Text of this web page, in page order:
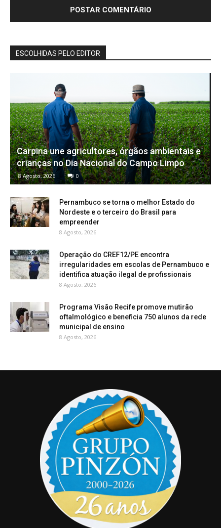
ESCOLHIDAS PELO EDITOR
Carpina une agricultores, órgãos ambientais e
crianças no Dia Nacional do Campo Limpo
8 Agosto, 2026 0
Pernambuco se torna o melhor Estado do
Nordeste e o terceiro do Brasil para
empreender
8 Agosto, 2026
Operação do CREF12/PE encontra
irregularidades em escolas de Pernambuco e
identifica atuação ilegal de profissionais
8 Agosto, 2026
Programa Visão Recife promove mutirão
oftalmológico e beneficia 750 alunos da rede
municipal de ensino
8 Agosto, 2026